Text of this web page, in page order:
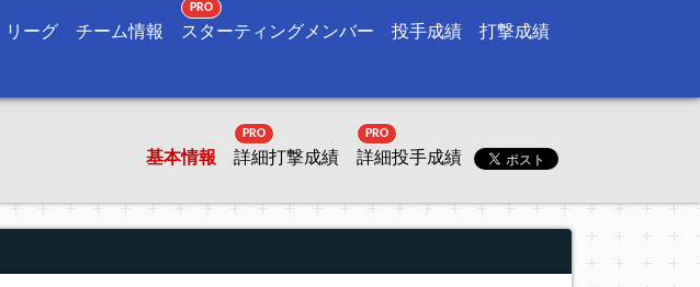
リーグ チーム情報
PRO
スターティングメンバー 投手成績 打撃成績
基本情報
PRO
詳細打撃成績
PRO
詳細投手成績